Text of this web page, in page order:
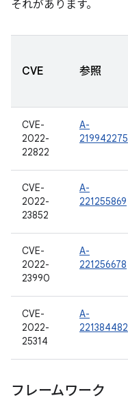
それがあります。
CVE 参照
CVE-
2022-
22822
A-
219942275
CVE-
2022-
23852
A-
221255869
CVE-
2022-
23990
A-
221256678
CVE-
2022-
25314
A-
221384482
フレームワーク